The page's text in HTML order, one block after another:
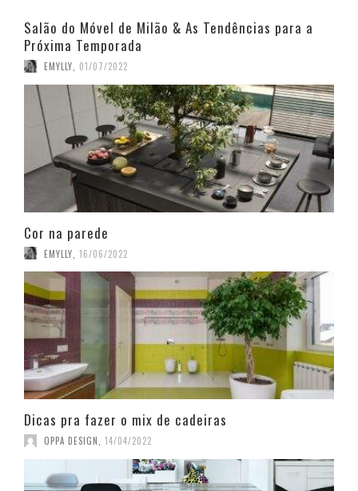
Salão do Móvel de Milão & As Tendências para a
Próxima Temporada
EMYLLY 01/07/2022
Cor na parede
EMYLLY 16/06/2022
Dicas pra fazer o mix de cadeiras
OPPA DESIGN, 14/04/2022